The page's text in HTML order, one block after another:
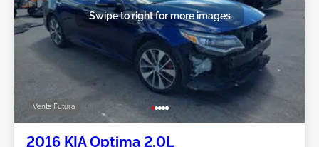
Venta Futura
Swipe to right for more images
2016 KIA Optima 2.0L